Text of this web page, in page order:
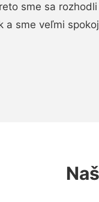
sme sa rozhodli
a sme veľmi